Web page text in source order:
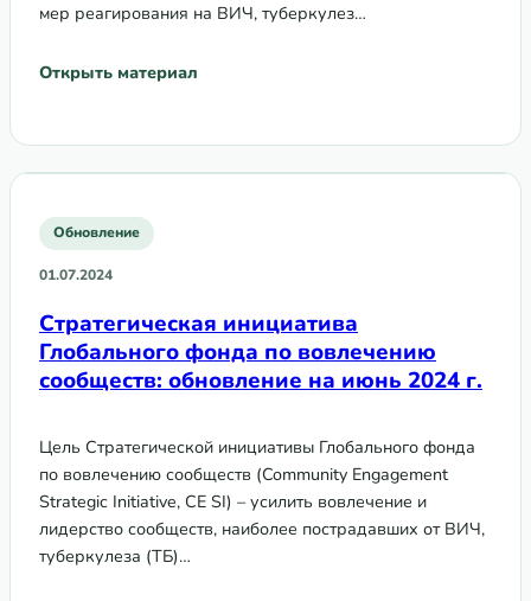
мер реагирования на ВИЧ, туберкулез…
Открыть материал
Обновление
01.07.2024
Стратегическая инициатива
Глобального фонда по вовлечению
сообществ: обновление на июнь 2024 г.
Цель Стратегической инициативы Глобального фонда
по вовлечению сообществ (Community Engagement
Strategic Initiative, CE SI) – усилить вовлечение и
лидерство сообществ, наиболее пострадавших от ВИЧ,
туберкулеза (ТБ)…